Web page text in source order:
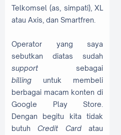
Telkomsel (as, simpati), XL
atau Axis, dan Smartfren.
Operator yang saya
sebutkan diatas sudah
support sebagai
billing untuk membeli
berbagai macam konten di
Google Play Store.
Dengan begitu kita tidak
butuhCredit Cardatau